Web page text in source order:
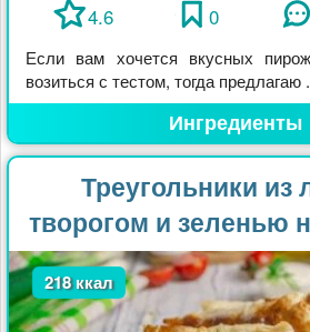
4.6 0
Если вам хочется вкусных
возиться с тестом, тогда предлагаю
Ингредиенты
Треугольники из
творогом и зеленью
218 ккал